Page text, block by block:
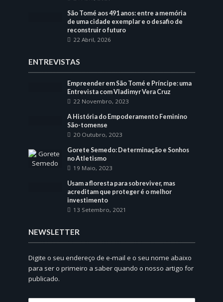
São Tomé aos 491 anos: entre a memória
de uma cidade exemplar e o desafio de
reconstruir o futuro
22 Abril, 2026
ENTREVISTAS
Empreender em São Tomé e Príncipe: uma
Entrevista com Vladimyr Vera Cruz
22 Novembro, 2023
A História do Empoderamento Feminino
São-tomense
20 Outubro, 2023
Gorete Semedo: Determinação e Sonhos
no Atletismo
19 Maio, 2023
Usam a floresta para sobreviver, mas
acreditam que proteger é o melhor
investimento
13 Setembro, 2021
NEWSLETTER
Digite o seu endereço de e-mail e o seu nome abaixo
para ser o primeiro a saber quando o nosso artigo for
publicado.